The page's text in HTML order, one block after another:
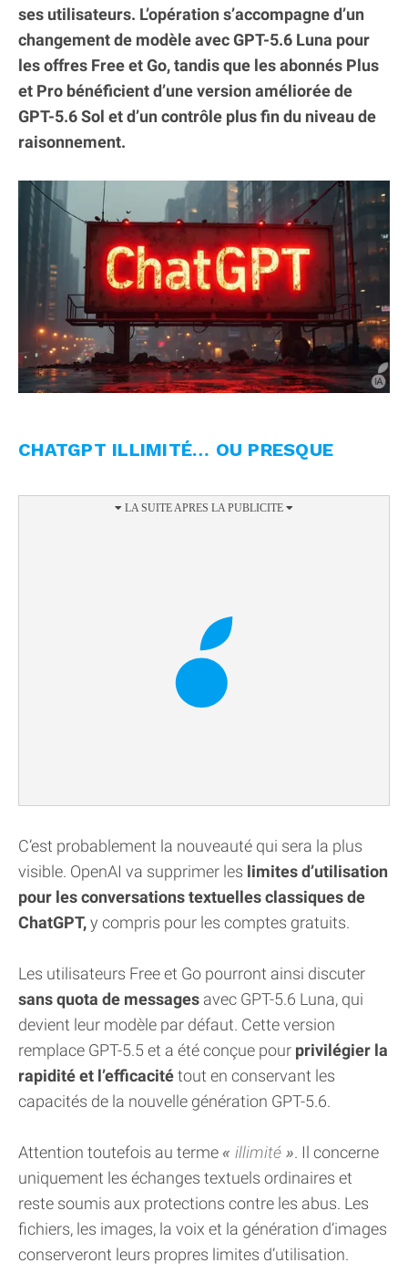
ses utilisateurs. L’opération s’accompagne d’un
changement de modèle avec GPT-5.6 Luna pour
les offres Free et Go, tandis que les abonnés Plus
et Pro bénéficient d’une version améliorée de
GPT-5.6 Sol et d’un contrôle plus fin du niveau de
raisonnement.
CHATGPT ILLIMITÉ… OU PRESQUE
C’est probablement la nouveauté qui sera la plus
visible. OpenAI va supprimer les limites d’utilisation
pour les conversations textuelles classiques de
ChatGPT,y compris pour les comptes gratuits.
Les utilisateurs Free et Go pourront ainsi discuter
sans quota de messages avec GPT-5.6 Luna, qui
devient leur modèle par défaut. Cette version
remplace GPT-5.5 et a été conçue pour privilégier la
rapidité et l’efficacitétout en conservant les
capacités de la nouvelle génération GPT-5.6.
Attention toutefois au terme illimité
. Il concerne
uniquement les échanges textuels ordinaires et
reste soumis aux protections contre les abus. Les
fichiers, les images, la voix et la génération d’images
conserveront leurs propres limites d’utilisation.